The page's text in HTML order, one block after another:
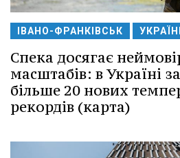
ІВАНО-ФРАНКІВСЬК
Спека досягає
масштабів: в Україні
більше 20 нових
рекордів (карта)